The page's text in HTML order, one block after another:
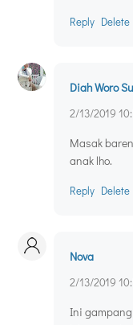
Reply Delete
Diah Woro
2/13/2019
Masak
anak lho.
Reply Delete
Nova
2/13/2019
Ini